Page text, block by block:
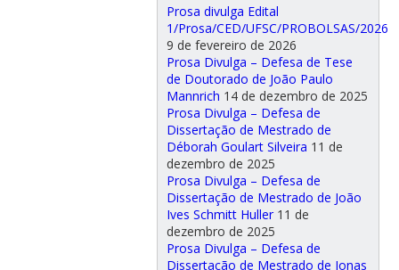
Prosa divulga Edital
1/Prosa/CED/UFSC/PROBOLSAS/2026
9 de fevereiro de 2026
Prosa Divulga – Defesa de Tese
de Doutorado de João Paulo
Mannrich 14 de dezembro de 2025
Prosa Divulga – Defesa de
Dissertação de Mestrado de
Déborah Goulart Silveira 11 de
dezembro de 2025
Prosa Divulga – Defesa de
Dissertação de Mestrado de João
Ives Schmitt Huller 11 de
dezembro de 2025
Prosa Divulga – Defesa de
Dissertação de Mestrado de Jonas